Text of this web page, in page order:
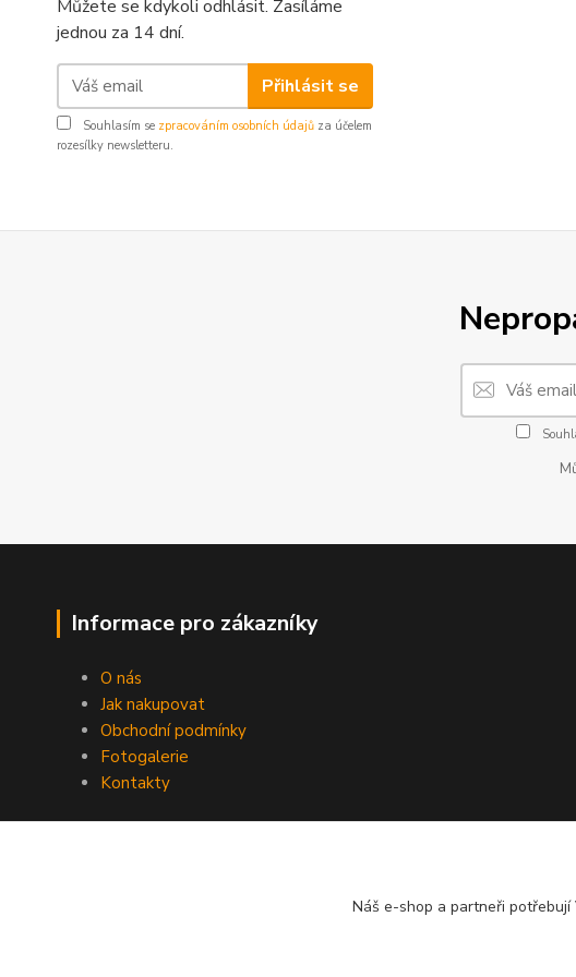
Můžete se kdykoli odhlásit. Zasíláme
jednou za 14 dní.
Přihlásit se
Souhlasím se zpracováním osobních údajů za účelem
rozesílky newsletteru.
Informace pro zákazníky
O nás
Jak nakupovat
Obchodní podmínky
Fotogalerie
Kontakty
Náš e-shop a partneři potřebují